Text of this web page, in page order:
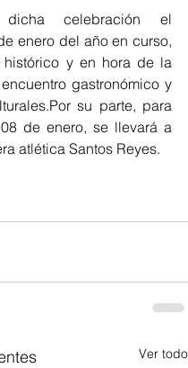
dicha celebración el
enero del año en curso,
y en hora de la
gastronómico y
su parte, para
de enero, se llevará a
atlética Santos Reyes.
Ver todo